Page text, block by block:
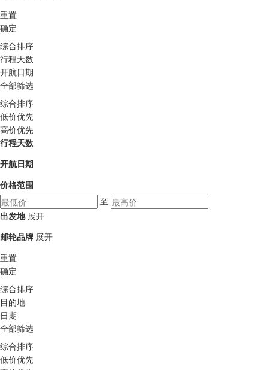
重置
确定
综合排序
行程天数
开航日期
全部筛选
综合排序
低价优先
高价优先
行程天数
开航日期
价格范围
至
出发地 展开
邮轮品牌 展开
重置
确定
综合排序
目的地
日期
全部筛选
综合排序
低价优先